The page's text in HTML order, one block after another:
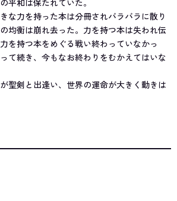
な力を持った本は分冊されバラバラに散り
均衡は崩れ去った。力を持つ本は失われ伝
を持つ本をめぐる戦い終わっていなかっ
て続き、今もなお終わりをむかえてはいな
聖剣と出逢い、世界の運命が大きく動きは